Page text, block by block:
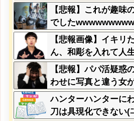
だが
か？
不人気な理由
【悲報】これが趣味
でした
【悲報画像】イキリ
ん、和彫を入れて人
w w w w
【悲報】パパ活疑惑
わせに写真と違う女
とするも眼鏡を奪わ
っているところを激
ハンターハンターに
刀は具現化できない